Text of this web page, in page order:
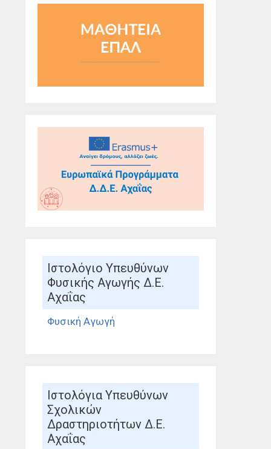
Ιστολόγιo Υπευθύνων
Φυσικής Αγωγής Δ.Ε.
Αχαΐας
Φυσική Αγωγή
Ιστολόγια Υπευθύνων
Σχολικών
Δραστηριοτήτων Δ.Ε.
Αχαΐας